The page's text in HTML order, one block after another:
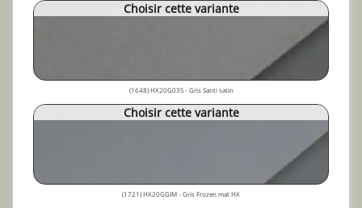
Choisir cette variante
(1648) HX20G03S - Gris Santi satin
Choisir cette variante
(1721) HX20GGIM - Gris Frozen mat HX